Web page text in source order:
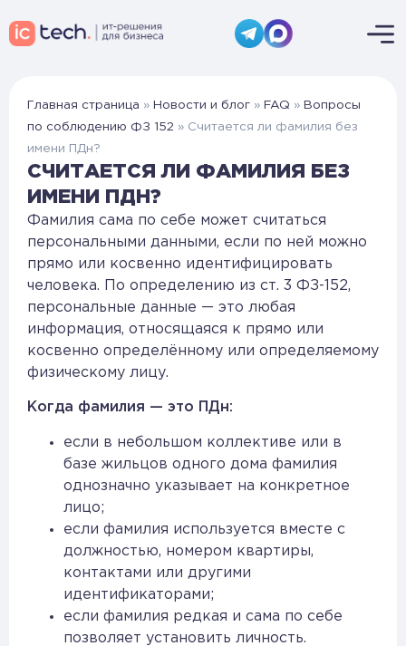
Главная страница » Новости и блог » FAQ » Вопросы
по соблюдению ФЗ 152 » Считается ли фамилия без
имени ПДн?
СЧИТАЕТСЯ ЛИ ФАМИЛИЯ БЕЗ
ИМЕНИ ПДН?
Фамилия сама по себе может считаться
персональными данными, если по ней можно
прямо или косвенно идентифицировать
человека. По определению из ст. 3 ФЗ-152,
персональные данные — это любая
информация, относящаяся к прямо или
косвенно определённому или определяемому
физическому лицу.
Когда фамилия — это ПДн:
если в небольшом коллективе или в
базе жильцов одного дома фамилия
однозначно указывает на конкретное
лицо;
если фамилия используется вместе с
должностью, номером квартиры,
контактами или другими
идентификаторами;
если фамилия редкая и сама по себе
позволяет установить личность.